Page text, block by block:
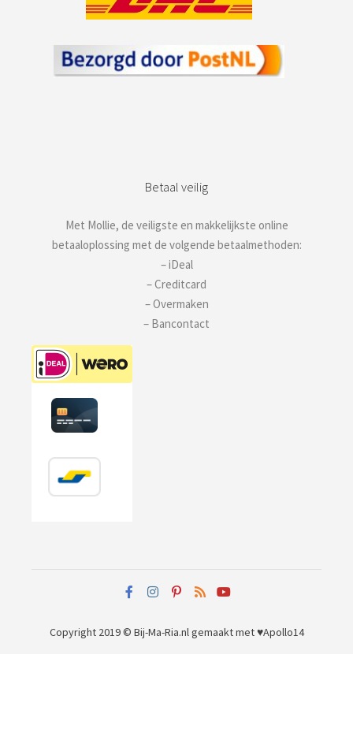
Betaal veilig
Met Mollie, de veiligste en makkelijkste online
betaaloplossing met de volgende betaalmethoden:
– iDeal
– Creditcard
– Overmaken
– Bancontact
Copyright 2019 © Bij-Ma-Ria.nlgemaakt met ♥Apollo14